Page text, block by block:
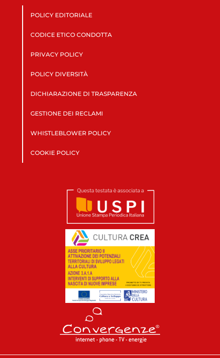
POLICY EDITORIALE
CODICE ETICO CONDOTTA
PRIVACY POLICY
POLICY DIVERSITÀ
DICHIARAZIONE DI TRASPARENZA
GESTIONE DEI RECLAMI
WHISTLEBLOWER POLICY
COOKIE POLICY